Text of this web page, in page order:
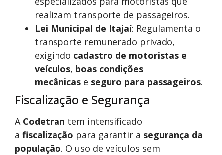
realizam transporte de passageiros.
Lei Municipal de Itajaí: Regulamenta o
transporte remunerado privado,
exigindo cadastro de motoristas e
veículos, boas condições
mecânicas e seguro para passageiros.
Fiscalização e Segurança
A Codetran tem intensificado
a fiscalização para garantir a segurança da
população. O uso de veículos sem